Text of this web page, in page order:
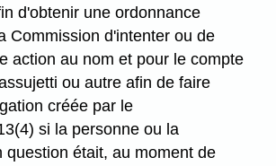
d'obtenir une ordonnance
Commission d'intenter ou de
action au nom et pour le compte
ou autre afin de faire
créée par le
si la personne ou la
question était, au moment de